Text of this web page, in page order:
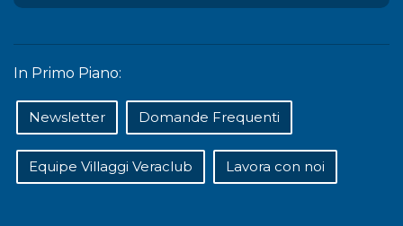
In Primo Piano:
Newsletter Domande Frequenti
Equipe Villaggi Veraclub Lavora con noi